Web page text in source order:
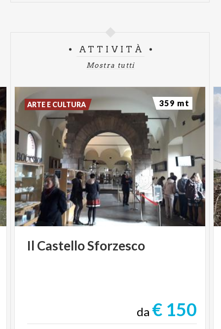
ATTIVITÀ
Mostra tutti
Il CastelloSforzesco
da € 150
ARTE E CULTURA 359 mt